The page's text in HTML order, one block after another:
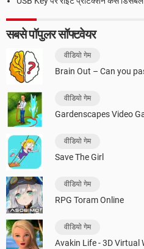
सबसे पॉपुलर सॉफ्टवेयर
वीडियो गेम
Brain Out – Can you
वीडियो गेम
Gardenscapes Video
वीडियो गेम
Save The Girl
वीडियो गेम
RPG Toram Online
वीडियो गेम
Avakin Life - 3D Virtual